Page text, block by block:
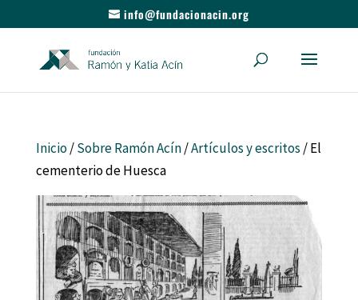
info@fundacionacin.org
Inicio/Sobre Ramón Acín/Artículos y escritos / El
cementerio de Huesca